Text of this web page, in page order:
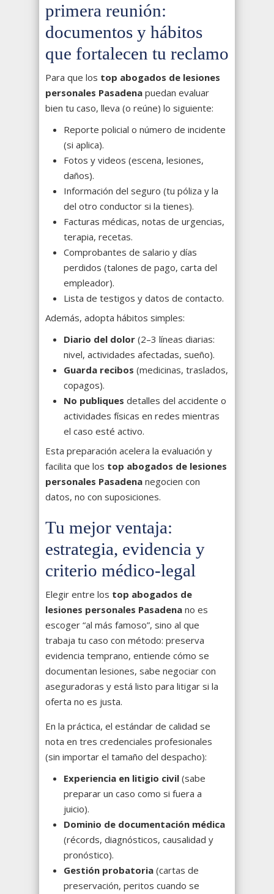
primera reunión:
documentos y hábitos
que fortalecen tu reclamo
Para que los top abogados de lesiones
personales Pasadena puedan evaluar
bien tu caso, lleva (o reúne) lo siguiente:
Reporte policial o número de incidente
(si aplica).
Fotos y videos (escena, lesiones,
daños).
Información del seguro (tu póliza y la
del otro conductor si la tienes).
Facturas médicas, notas de urgencias,
terapia, recetas.
Comprobantes de salario y días
perdidos (talones de pago, carta del
empleador).
Lista de testigos y datos de contacto.
Además, adopta hábitos simples:
Diario del dolor (2–3 líneas diarias:
nivel, actividades afectadas, sueño).
Guarda recibos (medicinas, traslados,
copagos).
No publiques detalles del accidente o
actividades físicas en redes mientras
el caso esté activo.
Esta preparación acelera la evaluación y
facilita que los top abogados de lesiones
personales Pasadena negocien con
datos, no con suposiciones.
Tu mejor ventaja:
estrategia, evidencia y
criterio médico-legal
Elegir entre los top abogados de
lesiones personales Pasadena no es
escoger “al más famoso”, sino al que
trabaja tu caso con método: preserva
evidencia temprano, entiende cómo se
documentan lesiones, sabe negociar con
aseguradoras y está listo para litigar si la
oferta no es justa.
En la práctica, el estándar de calidad se
nota en tres credenciales profesionales
(sin importar el tamaño del despacho):
Experiencia en litigio civil (sabe
preparar un caso como si fuera a
juicio).
Dominio de documentación médica
(récords, diagnósticos, causalidad y
pronóstico).
Gestión probatoria (cartas de
preservación, peritos cuando se